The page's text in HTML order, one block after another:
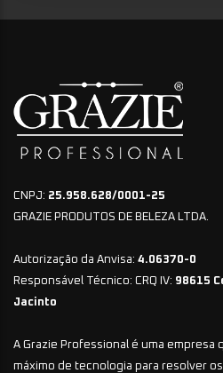
CNPJ: 25.958.628/0001-25
GRAZIE PRODUTOS DE BELEZA LTDA.
Autorização da Anvisa: 4.06370-0
Responsável Técnico: CRQ IV: 98615
Jacinto
A Grazie Professional é uma empresa
máximo de tecnologia para resolver